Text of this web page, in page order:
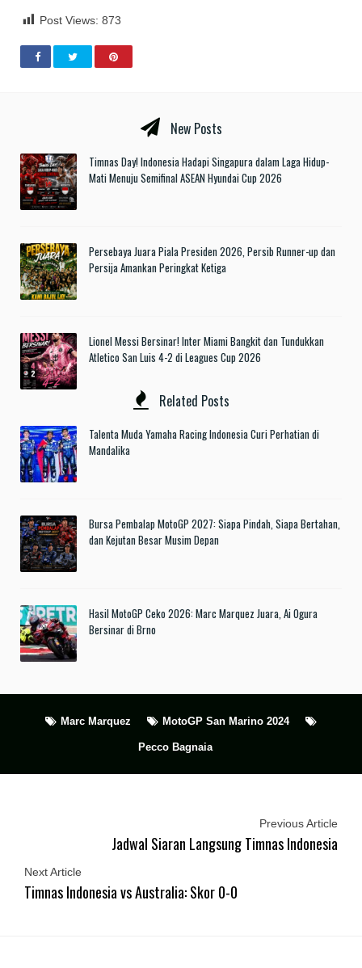
Post Views: 873
New Posts
Timnas Day! Indonesia Hadapi Singapura dalam Laga Hidup-
Mati Menuju Semifinal ASEAN Hyundai Cup 2026
Persebaya Juara Piala Presiden 2026, Persib Runner-up dan
Persija Amankan Peringkat Ketiga
Lionel Messi Bersinar! Inter Miami Bangkit dan Tundukkan
Atletico San Luis 4-2 di Leagues Cup 2026
Related Posts
Talenta Muda Yamaha Racing Indonesia Curi Perhatian di
Mandalika
Bursa Pembalap MotoGP 2027: Siapa Pindah, Siapa Bertahan,
dan Kejutan Besar Musim Depan
Hasil MotoGP Ceko 2026: Marc Marquez Juara, Ai Ogura
Bersinar di Brno
Marc Marquez MotoGP San Marino 2024
Pecco Bagnaia
Previous Article
Jadwal Siaran Langsung Timnas Indonesia
Next Article
Timnas Indonesia vs Australia: Skor 0-0